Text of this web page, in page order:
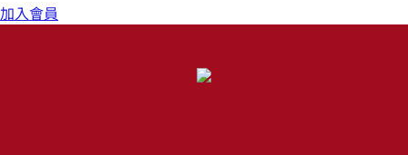
加入會員